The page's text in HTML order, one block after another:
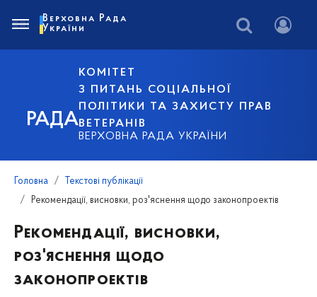
РАДА
КОМІТЕТ
З ПИТАНЬ СОЦІАЛЬНОЇ
ПОЛІТИКИ ТА ЗАХИСТУ ПРАВ
ВЕТЕРАНІВ
ВЕРХОВНА РАДА УКРАЇНИ
Верховна Рада
України
Головна
Текстові публікації
Рекомендації, висновки, роз'яснення щодо законопроектів
Рекомендації, висновки,
роз'яснення щодо
законопроектів